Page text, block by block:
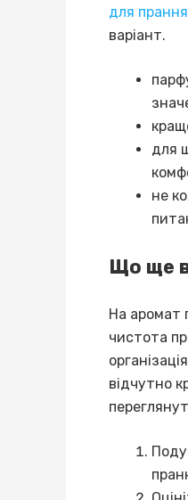
для прання
варіант.
для
не
Що ще
На аромат
чистота
відчутно